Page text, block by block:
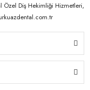
4 Takım) NW0.5
Özel Diş Hekimliği Hizmetleri,